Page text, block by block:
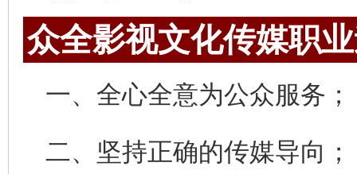
众全影视文化传媒职
一、全心全意为公众服务；
二、坚持正确的传媒导向；